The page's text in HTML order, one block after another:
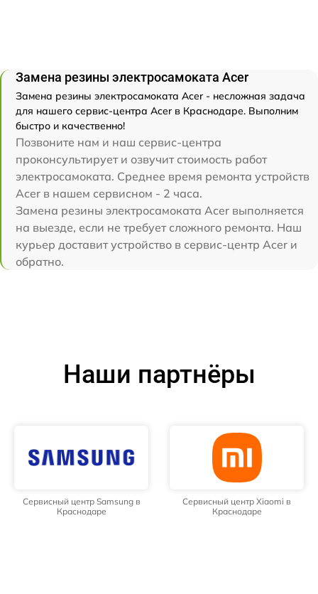
Замена резины электросамоката Acer
Замена резины электросамоката Acer - несложная задача
для нашего сервис-центра Acer в Краснодаре. Выполним
быстро и качественно!
Позвоните нам и наш сервис-центра
проконсультирует и озвучит стоимость работ
электросамоката. Среднее время ремонта устройств
Acer в нашем сервисном - 2 часа.
Замена резины электросамоката Acer выполняется
на выезде, если не требует сложного ремонта. Наш
курьер доставит устройство в сервис-центр Acer и
обратно.
Наши партнёры
Сервисный центр Samsung в
Краснодаре
Сервисный центр Xiaomi в
Краснодаре